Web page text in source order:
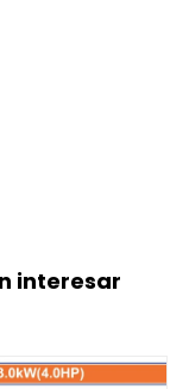
interesar